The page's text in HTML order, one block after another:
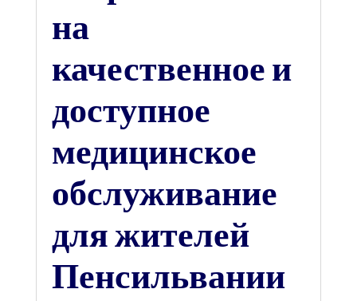
на
качественное и
доступное
медицинское
обслуживание
для жителей
Пенсильвании